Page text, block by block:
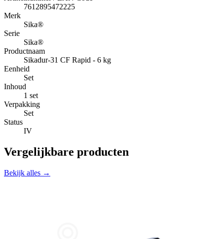
7612895472225
Merk
Sika®
Serie
Sika®
Productnaam
Sikadur-31 CF Rapid - 6 kg
Eenheid
Set
Inhoud
1 set
Verpakking
Set
Status
IV
Vergelijkbare producten
Bekijk alles →